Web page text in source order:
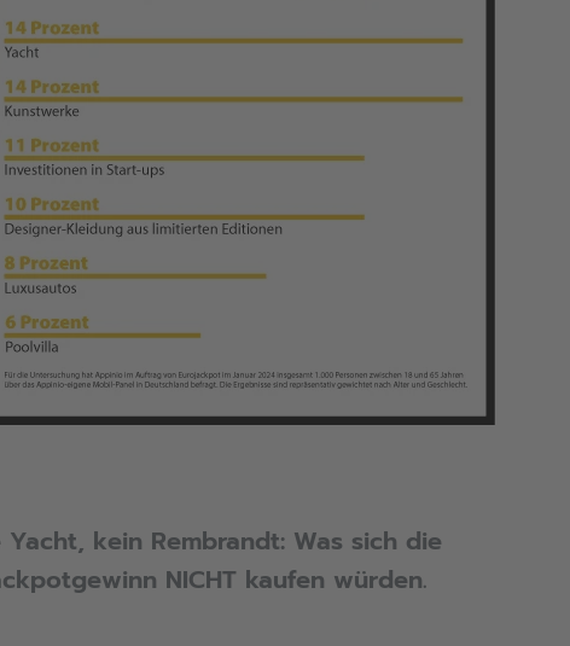
kein Rembrandt: Was sich die
NICHT kaufen würden.